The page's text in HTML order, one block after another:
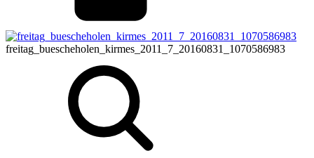
freitag_buescheholen_kirmes_2011_7_20160831_1070586983